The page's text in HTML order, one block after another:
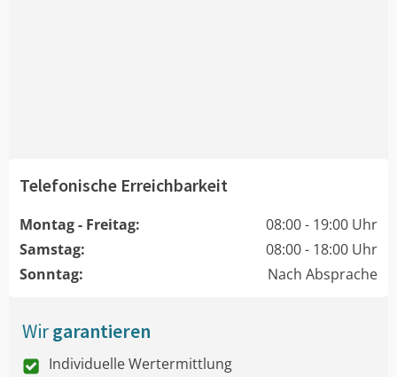
Telefonische Erreichbarkeit
Montag - Freitag:
08:00 - 19:00 Uhr
Samstag:
08:00 - 18:00 Uhr
Sonntag:
Nach Absprache
Wirgarantieren
Individuelle Wertermittlung